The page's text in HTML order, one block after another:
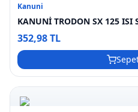
Kanuni
KANUNİ TRODON SX 125 ISI
352,98 TL